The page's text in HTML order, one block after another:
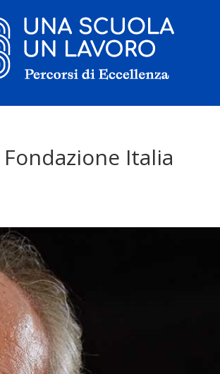
di studio
Sostenitori
Atelier
Scuole
Italia